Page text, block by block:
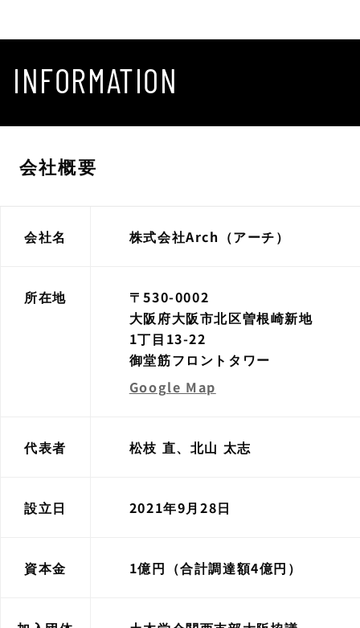
INFORMATION
会社概要
会社名 株式会社Arch（アーチ）
所在地
〒530-0002
大阪府大阪市北区曽根崎新地
1丁目13-22
御堂筋フロントタワー
Google Map
代表者 松枝 直、北山 太志
設立日 2021年9月28日
資本金 1億円（合計調達額4億円）